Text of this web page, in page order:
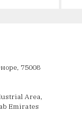
75008
Area,
Emirates